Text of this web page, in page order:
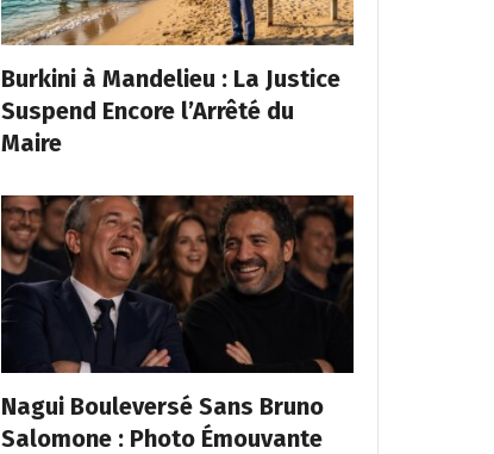
Burkini à Mandelieu : La Justice
Suspend Encore l’Arrêté du
Maire
Nagui Bouleversé Sans Bruno
Salomone : Photo Émouvante